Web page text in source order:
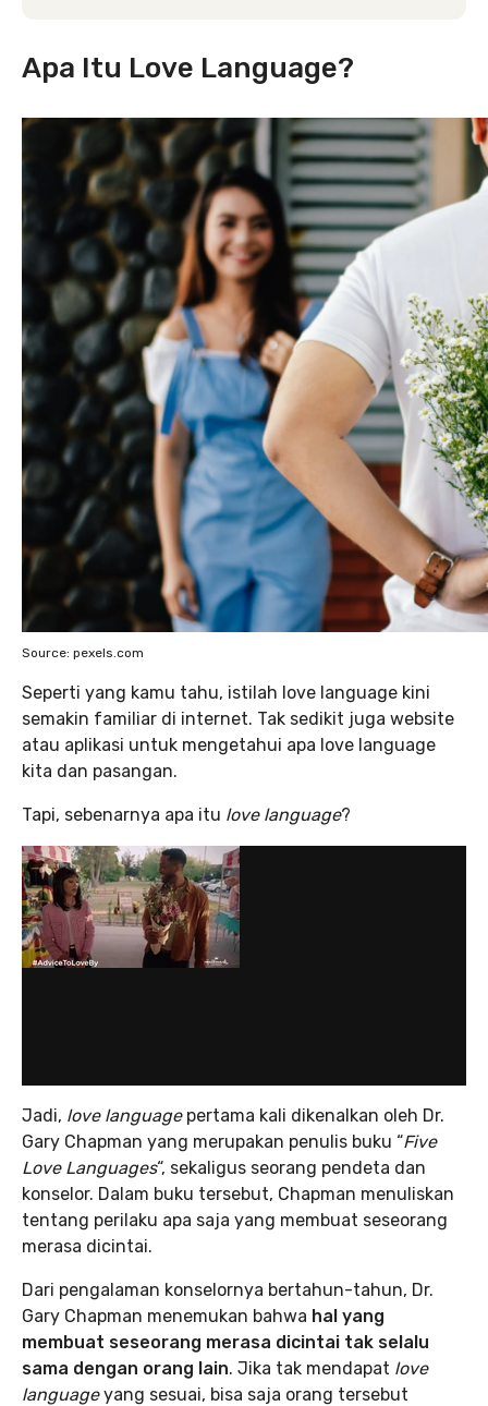
Apa Itu Love Language?
Source: pexels.com
Seperti yang kamu tahu, istilah love language kini
semakin familiar di internet. Tak sedikit juga website
atau aplikasi untuk mengetahui apa love language
kita dan pasangan.
Tapi, sebenarnya apa itu love language?
Jadi, love language pertama kali dikenalkan oleh Dr.
Gary Chapman yang merupakan penulis buku “Five
Love Languages“, sekaligus seorang pendeta dan
konselor. Dalam buku tersebut, Chapman menuliskan
tentang perilaku apa saja yang membuat seseorang
merasa dicintai.
Dari pengalaman konselornya bertahun-tahun, Dr.
Gary Chapman menemukan bahwa hal yang
membuat seseorang merasa dicintai tak selalu
sama dengan orang lain. Jika tak mendapat love
languageyang sesuai, bisa saja orang tersebut